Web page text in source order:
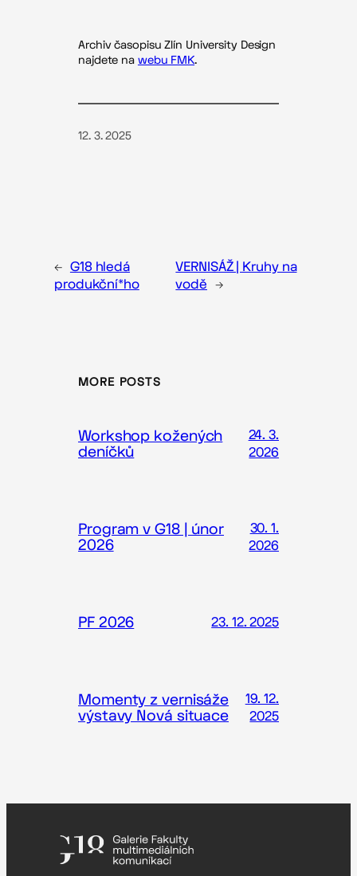
Archiv časopisu Zlín University Design
najdete na webu FMK.
12. 3. 2025
← G18 hledá
produkční*ho
VERNISÁŽ | Kruhy na
vodě →
MORE POSTS
Workshop kožených
deníčků
24. 3.
2026
Program v G18 | únor
2026
30. 1.
2026
PF 2026 23. 12. 2025
Momenty z vernisáže
výstavy Nová situace
19. 12.
2025